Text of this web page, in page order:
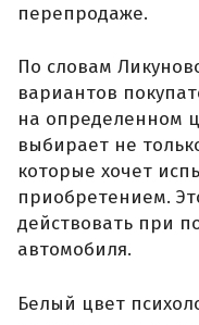
перепродаже.
По словам
вариантов
на определенном
выбирает не
которые хочет
приобретением.
действовать при
автомобиля.
Белый цвет